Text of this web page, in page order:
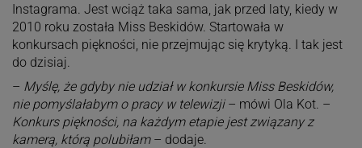
Instagrama. Jest wciąż taka sama, jak przed laty, kiedy w
2010 roku została Miss Beskidów. Startowała w
konkursach piękności, nie przejmując się krytyką. I tak jest
do dzisiaj.
– Myślę, że gdyby nie udział w konkursie Miss Beskidów,
nie pomyślałabym o pracy w telewizji– mówi Ola Kot. –
Konkurs piękności, na każdym etapie jest związany z
kamerą, którą polubiłam– dodaje.